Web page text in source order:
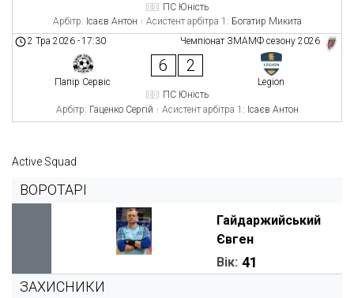
ПС Юність
Арбітр: Ісаєв Антон Асистент арбітра 1: Богатир Микита
Чемпіонат ЗМАМФ сезону 2026
2 Тра 2026 -17:30
Папір Сервіс
6 2
Legion
ПС Юність
Арбітр: Гаценко Сергій Асистент арбітра 1: Ісаєв Антон
Active Squad
ВОРОТАРІ
Гайдаржийський
Євген
Вік: 41
ЗАХИСНИКИ